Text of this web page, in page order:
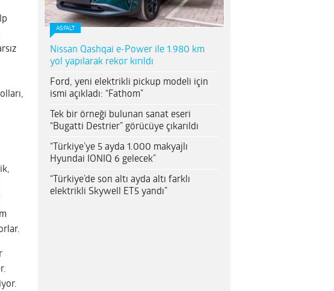
ASFALT
Nissan Qashqai e-Power ile 1.980 km
yol yapılarak rekor kırıldı
Ford, yeni elektrikli pickup modeli için
ismi açıkladı: “Fathom”
Tek bir örneği bulunan sanat eseri
“Bugatti Destrier” görücüye çıkarıldı
“Türkiye’ye 5 ayda 1.000 makyajlı
Hyundai IONIQ 6 gelecek”
“Türkiye’de son altı ayda altı farklı
elektrikli Skywell ET5 yandı”